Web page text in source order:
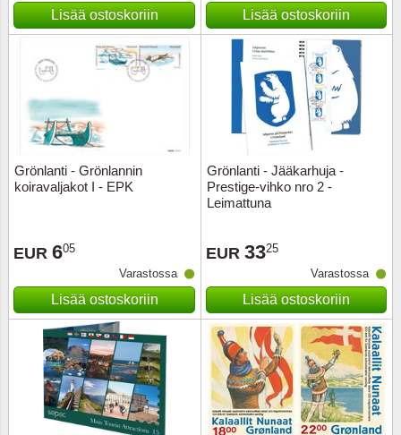
Lisää ostoskoriin Lisää ostoskoriin
Grönlanti - Grönlannin
koiravaljakot I - EPK
EUR 605
Varastossa
Lisää ostoskoriin
Grönlanti - Jääkarhuja -
Prestige-vihko nro 2 -
Leimattuna
EUR 3325
Varastossa
Lisää ostoskoriin
Unkari
Uusi